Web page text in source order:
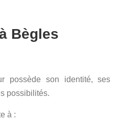
Bègles
possède son identité, ses
possibilités.
à :